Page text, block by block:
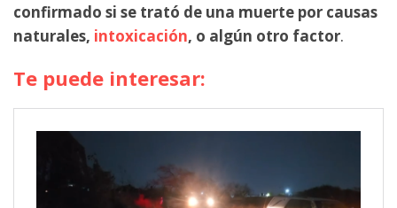
confirmado si se trató de una muerte por causas
naturales, intoxicación, o algún otro factor.
Te puede interesar: